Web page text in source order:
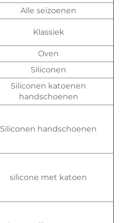
Alle seizoenen
Klassiek
Oven
Siliconen
Siliconen katoenen
handschoenen
Siliconen handschoenen
silicone met katoen